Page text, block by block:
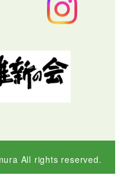
All rights reserved.